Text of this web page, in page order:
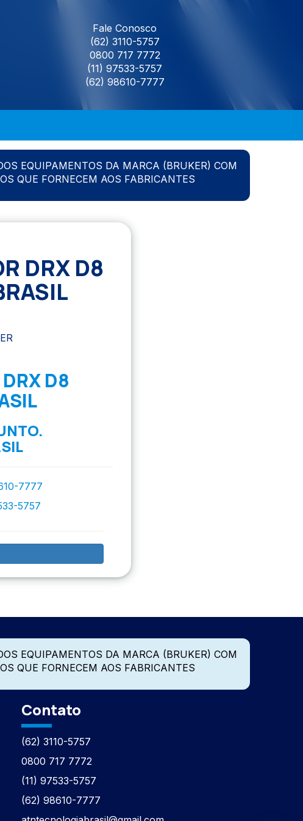
Fale Conosco
(62) 3110-5757
0800 717 7772
(11) 97533-5757
(62) 98610-7777
EQUIPAMENTOS DA MARCA (BRUKER) COM
QUE FORNECEM AOS FABRICANTES
DRX D8
D8
7777
5757
EQUIPAMENTOS DA MARCA (BRUKER) COM
QUE FORNECEM AOS FABRICANTES
Contato
(62) 3110-5757
0800 717 7772
(11) 97533-5757
(62) 98610-7777